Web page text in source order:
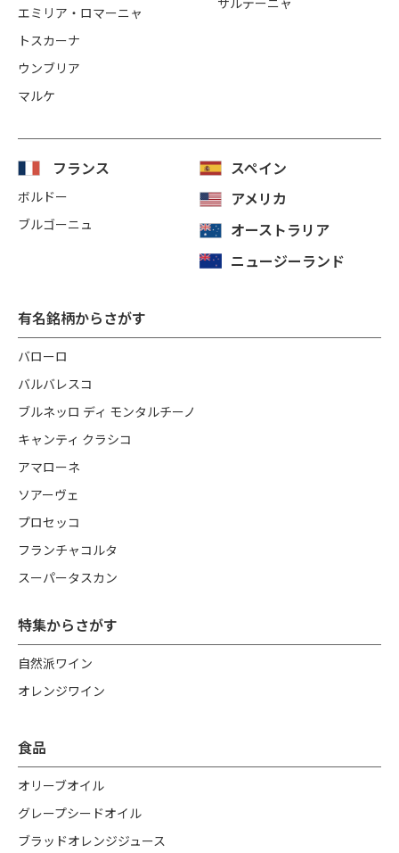
エミリア・ロマーニャ
トスカーナ
ウンブリア
マルケ
フランス
ボルドー
ブルゴーニュ
スペイン
アメリカ
オーストラリア
ニュージーランド
有名銘柄からさがす
バローロ
バルバレスコ
ブルネッロ ディ モンタルチーノ
キャンティ クラシコ
アマローネ
ソアーヴェ
プロセッコ
フランチャコルタ
スーパータスカン
特集からさがす
自然派ワイン
オレンジワイン
食品
オリーブオイル
グレープシードオイル
ブラッドオレンジジュース